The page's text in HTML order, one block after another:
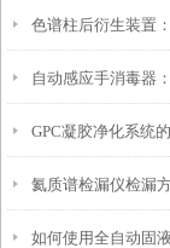
取新时代
色谱柱后衍生装置
度的利器
自动感应手消毒器
卫士
GPC凝胶净化系统
操作？
氦质谱检漏仪检漏
如何使用全自动固